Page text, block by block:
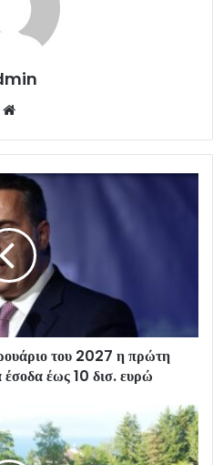
του 2027 η πρώτη
έως 10 δισ. ευρώ